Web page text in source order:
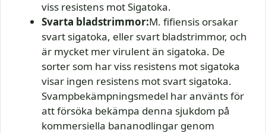
viss resistens mot Sigatoka.
Svarta bladstrimmor:M. fifiensis orsakar
svart sigatoka, eller svart bladstrimmor, och
är mycket mer virulent än sigatoka. De
sorter som har viss resistens mot sigatoka
visar ingen resistens mot svart sigatoka.
Svampbekämpningsmedel har använts för
att försöka bekämpa denna sjukdom på
kommersiella bananodlingar genom